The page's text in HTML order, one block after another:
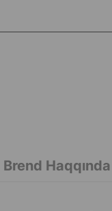
Brend Haqqında